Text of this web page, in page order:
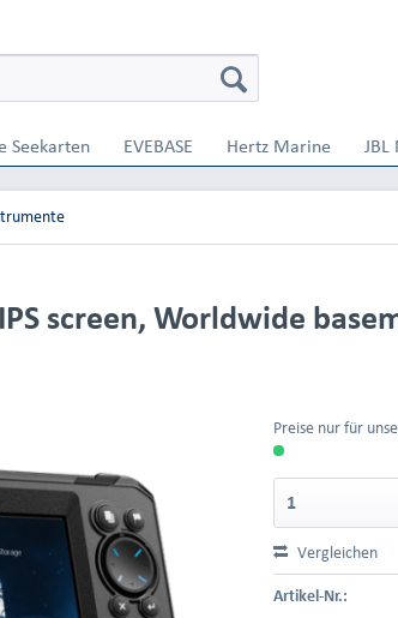
Seekarten EVEBASE Hertz Marine
screen, Worldwide
Preise nur für
Vergleichen
Artikel-Nr.: